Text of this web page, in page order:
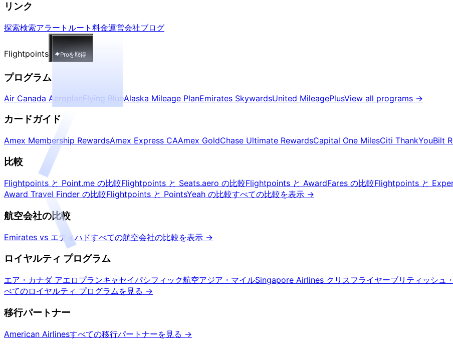
リンク
探索検索アラート ルート 料金運営会社ブログ
Flightpoints Proを取得
プログラム
Air Canada AeroplanFlying BlueAlaska Mileage PlanEmirates SkywardsUnited MileagePlusView all programs →
カードガイド
Amex Membership RewardsAmex Express CAAmex GoldChase Ultimate RewardsCapital One MilesCiti ThankYouBilt
比較
Flightpoints と Point.me の比較Flightpoints と Seats.aero の比較Flightpoints と AwardFares の比較Flightpoints と
Award Travel Finder の比較Flightpoints と PointsYeah の比較すべての比較を表示 →
航空会社の比較
Emirates vs エティハドすべての航空会社の比較を表示 →
ロイヤルティ プログラム
エア・カナダ アエロプランキャセイパシフィック航空アジア・マイルSingapore Airlines クリスフライヤーブリティッシュ
べてのロイヤルティ プログラムを見る →
移行パートナー
American Airlinesすべての移行パートナーを見る →